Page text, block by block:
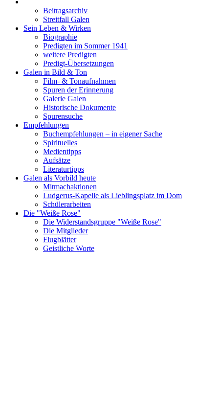
Beitragsarchiv
Streitfall Galen
Sein Leben & Wirken
Biographie
Predigten im Sommer 1941
weitere Predigten
Predigt-Übersetzungen
Galen in Bild & Ton
Film- & Tonaufnahmen
Spuren der Erinnerung
Galerie Galen
Historische Dokumente
Spurensuche
Empfehlungen
Buchempfehlungen – in eigener Sache
Spirituelles
Medientipps
Aufsätze
Literaturtipps
Galen als Vorbild heute
Mitmachaktionen
Ludgerus-Kapelle als Lieblingsplatz im Dom
Schülerarbeiten
Die "Weiße Rose"
Die Widerstandsgruppe "Weiße Rose"
Die Mitglieder
Flugblätter
Geistliche Worte